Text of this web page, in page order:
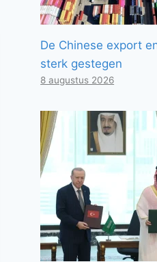
De Chinese export
sterk gestegen
8 augustus 2026